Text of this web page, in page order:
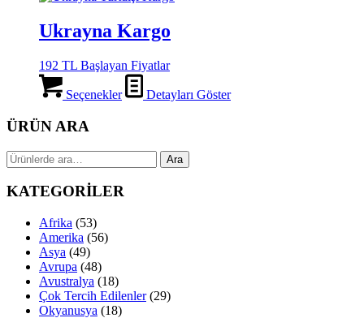
Ukrayna Kargo
192 TL Başlayan Fiyatlar
Seçenekler Detayları Göster
ÜRÜN ARA
Ara: Ara
KATEGORİLER
Afrika (53)
Amerika (56)
Asya (49)
Avrupa (48)
Avustralya (18)
Çok Tercih Edilenler (29)
Okyanusya (18)